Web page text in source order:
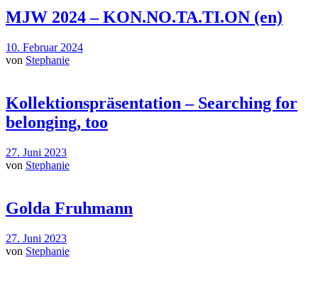
MJW 2024 – KON.NO.TA.TI.ON (en)
10. Februar 2024
von Stephanie
Kollektionspräsentation – Searching for
belonging, too
27. Juni 2023
von Stephanie
Golda Fruhmann
27. Juni 2023
von Stephanie